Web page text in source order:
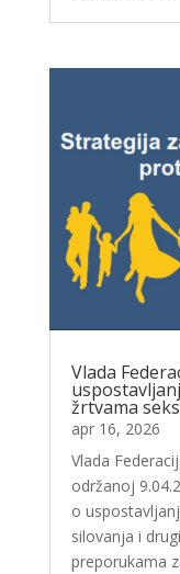
Vlada
žrtvama
apr 16, 2026
Vlada
održanoj
o
silovanja i
preporukama